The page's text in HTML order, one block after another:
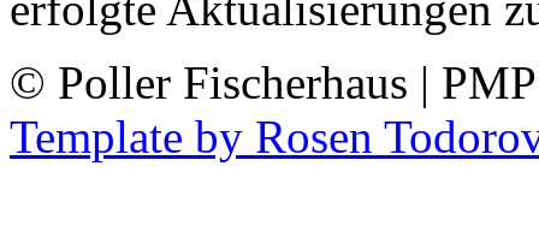
© Poller Fischerhaus |
Template by Rosen